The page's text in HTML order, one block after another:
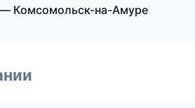
Комсомольск-на-Амуре